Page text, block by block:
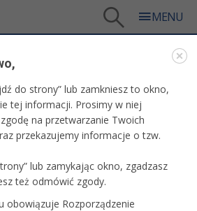
REBUD KPR Ostrovia Ostrów Wielkopolski
TARNÓW - ARGED REBUD KPR
WIELKOPOLSKI
Topolski
O MECZU
do strony” lub zamkniesz to okno,
tej informacji. Prosimy w niej
na przetwarzanie Twoich
przekazujemy informacje o tzw.
lub zamykając okno, zgadzasz
też odmówić zgody.
obowiązuje Rozporządzenie